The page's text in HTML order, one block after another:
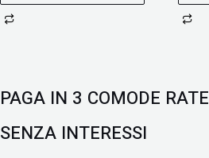
PAGA IN 3 COMODE RATE
SENZA INTERESSI